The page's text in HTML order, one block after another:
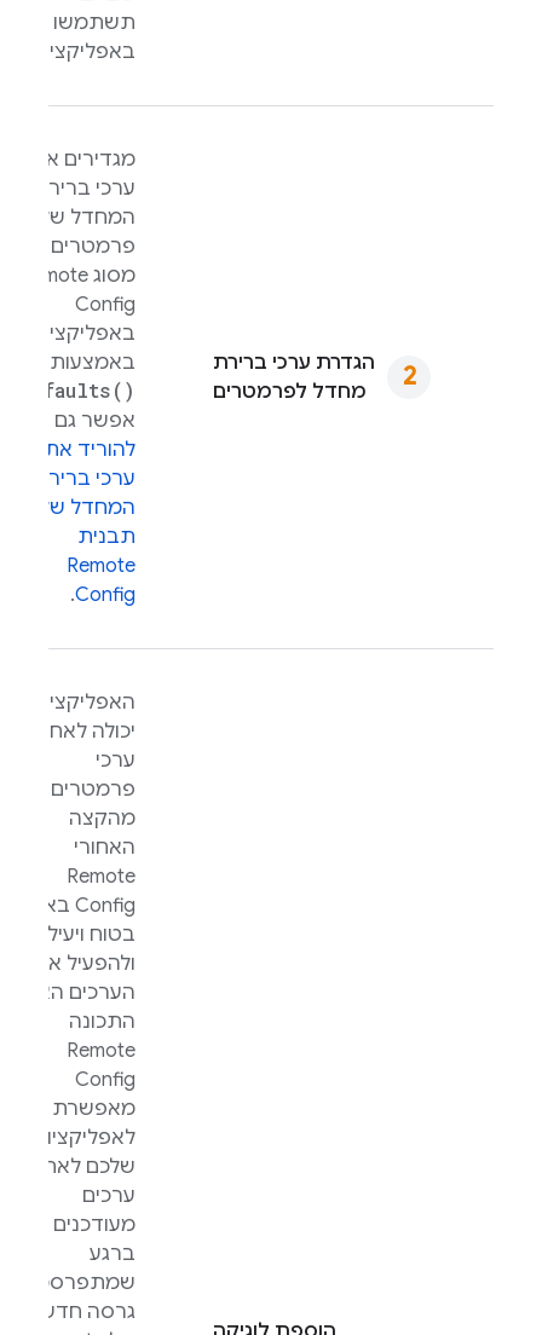
תשתמשו
באפליקציה.
הגדרת ערכי ברירת
מחדל לפרמטרים
מגדירים את
ערכי ברירת
המחדל של
פרמטרים
מסוג Remote
Config
באפליקציה
באמצעות
Defaults()
אפשר גם
להוריד את
ערכי ברירת
המחדל של
תבנית
Remote
Config
.
האפליקציה
יכולה לאחזר
ערכי
פרמטרים
מהקצה
האחורי
Remote
Config באופן
בטוח ויעיל,
ולהפעיל את
הערכים האלה.
התכונה
Remote
Config
מאפשרת
לאפליקציות
שלכם לאחזר
ערכים
מעודכנים
ברגע
שמתפרסמת
גרסה חדשה